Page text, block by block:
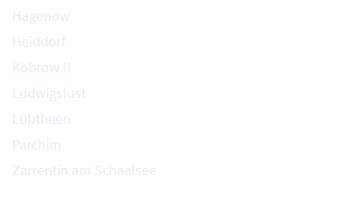
Hagenow
Heiddorf
Kobrow II
Ludwigslust
Lübtheen
Parchim
Zarrentin am Schaalsee